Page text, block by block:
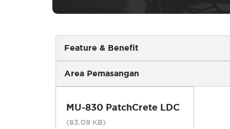
Feature & Benefit
Area Pemasangan
MU-830 PatchCrete LDC
(83.09 KB)